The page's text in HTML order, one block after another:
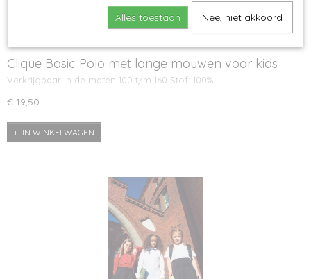
Clique Basic Polo met lange mouwen voor kids
Verkrijgbaar in de maten 100 t/m 160 Stof: 100%…
€ 19,50
IN WINKELWAGEN
Alles toestaan Nee, niet akkoord